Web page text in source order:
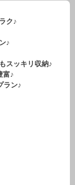
ク♪
♪
スッキリ収納♪
富♪
ラン♪